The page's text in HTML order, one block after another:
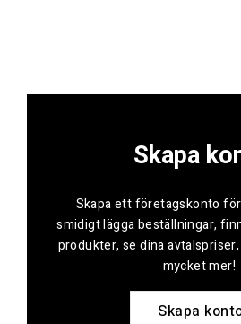
Skapa
Skapa ett företagskonto
smidigt lägga beställningar,
produkter, se dina
mycket mer!
Skapa